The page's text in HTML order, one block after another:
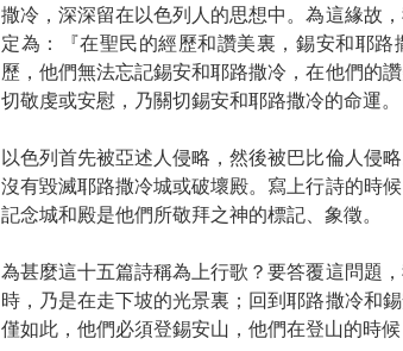
撒冷，深深留在以色列人的思想中。為這緣故
定為：『在聖民的經歷和讚美裏，錫安和耶路
歷，他們無法忘記錫安和耶路撒冷，在他們的
切敬虔或安慰，乃關切錫安和耶路撒冷的命運。
以色列首先被亞述人侵略，然後被巴比倫人侵
沒有毀滅耶路撒冷城或破壞殿。寫上行詩的時
記念城和殿是他們所敬拜之神的標記、象徵。
為甚麼這十五篇詩稱為上行歌？要答覆這問題
時，乃是在走下坡的光景裏；回到耶路撒冷和
僅如此，他們必須登錫安山，他們在登山的時候